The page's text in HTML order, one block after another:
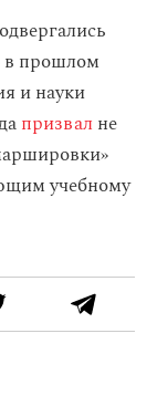
в прошлом
и науки
призвал не
учебному